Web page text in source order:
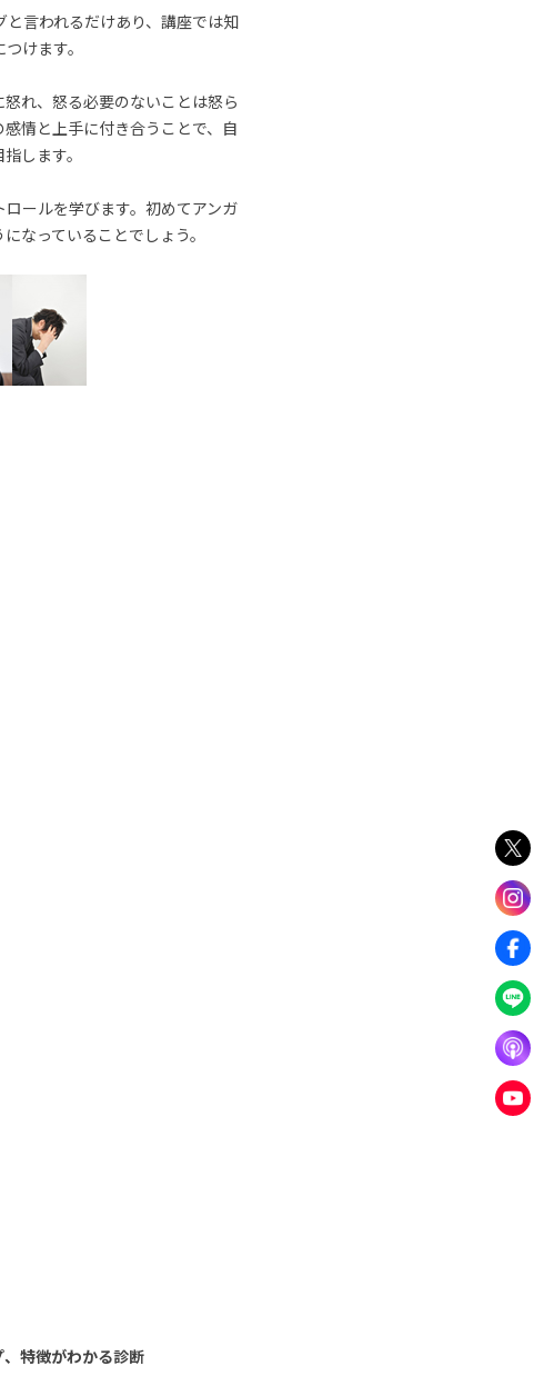
言われるだけあり、講座では知
けます。
れ、怒る必要のないことは怒ら
情と上手に付き合うことで、自
します。
ールを学びます。初めてアンガ
なっていることでしょう。
特徴がわかる診断